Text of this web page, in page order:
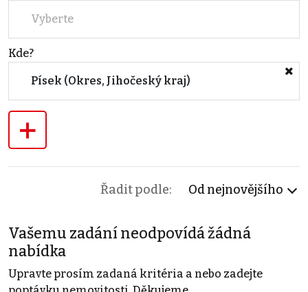
Vyberte
Kde?
Písek (Okres, Jihočeský kraj)
+
Řadit podle: Od nejnovějšího
Vašemu zadání neodpovídá žádná
nabídka
Upravte prosím zadaná kritéria a nebo zadejte